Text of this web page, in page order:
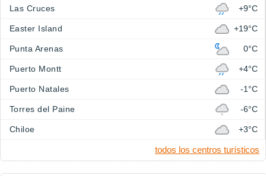
Las Cruces +9°C
Easter Island +19°C
Punta Arenas 0°C
Puerto Montt +4°C
Puerto Natales -1°C
Torres del Paine -6°C
Chiloe +3°C
todos los centros turísticos